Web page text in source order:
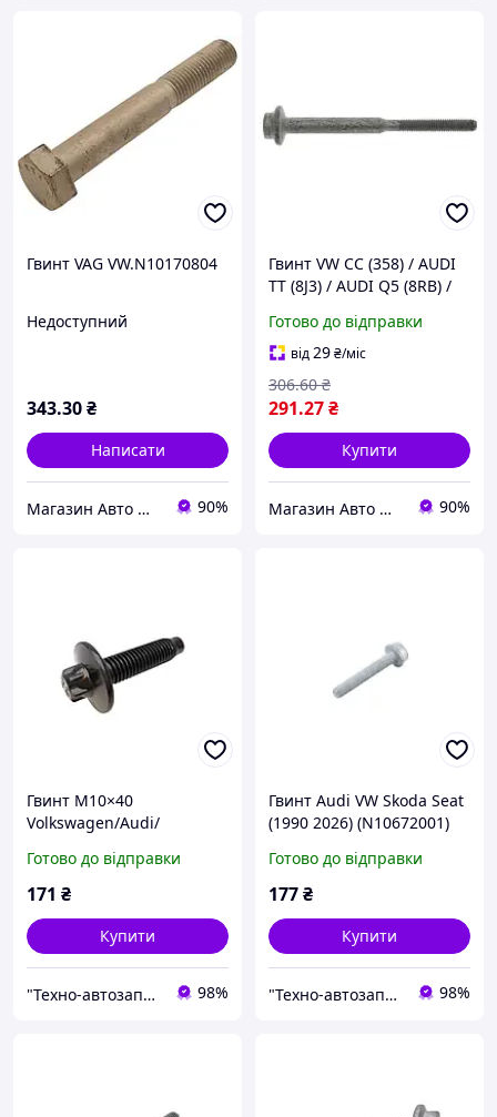
Гвинт VAG VW.N10170804
Недоступний
343.30₴
Написати
Магазин Авто Швидкість 90%
Гвинт VW CC (358) / AUDI
TT (8J3) / AUDI Q5 (8RB) /
Готово до відправки
від29₴/міс
291.27₴
306.60 ₴
Купити
Магазин Авто Швидкість 90%
Гвинт M10×40
Volkswagen/Audi/
(WHT007443) (VAG)
Готово до відправки
171 ₴
Купити
"Технo-автозапчастини" ВАЗ, ГАЗ, Daewoo, Chevrolet, ГБО 98%
Гвинт Audi VW Skoda Seat
(1990 2026) (N10672001)
Готово до відправки
177₴
Купити
"Технo-автозапчастини" ВАЗ, ГАЗ, Daewoo, Chevrolet, ГБО 98%